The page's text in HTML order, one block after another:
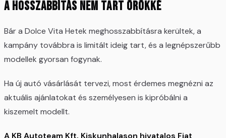
A hosszabbítás nem tart örökké
Bár a Dolce Vita Hetek meghosszabbításra kerültek, a
kampány továbbra is limitált ideig tart, és a legnépszerűbb
modellek gyorsan fogynak.
Ha új autó vásárlását tervezi, most érdemes megnézni az
aktuális ajánlatokat és személyesen is kipróbálni a
kiszemelt modellt.
A KB Autoteam Kft. Kiskunhalason hivatalos Fiat